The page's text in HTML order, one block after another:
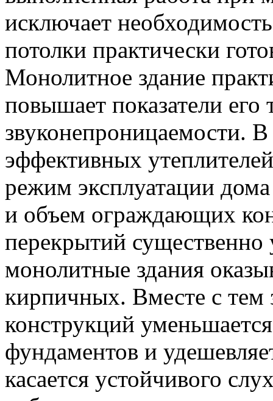
исключает
потолки практически
Монолитное здание
повышает показатели его
звуконепроницаемости.
эффективных
режим эксплуатации
и объем ограждающих
перекрытий существенно
монолитные здания
кирпичных. Вместе с тем
конструкций
фундаментов и
касается устойчивого